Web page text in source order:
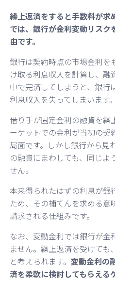
繰上返済をすると手数料が求
では、銀行が金利変動リス
由です。
銀行は契約時点の市場金利を
け取る利息収入を計算し、融
中で完済してしまうと、銀行
利息収入を失ってしまいます。
借り手が固定金利の融資を繰
ーケットでの金利が当初の契
局面です。しかし銀行から見
の融資にまわしても、同じよ
せん。
本来得られたはずの利息が銀
ため、その補てんを求める
請求される仕組みです。
なお、変動金利では銀行が金
ません。繰上返済を受けても
と考えられます。 変動金利の
済を柔軟に検討してもらえる